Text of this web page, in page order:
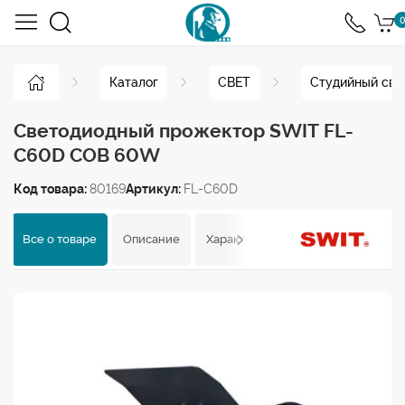
0
Каталог СВЕТ Студийный
Светодиодный прожектор SWIT FL-
C60D COB 60W
Код товара:80169Артикул: FL-C60D
Все о товаре Описание Характеристики Отзывы